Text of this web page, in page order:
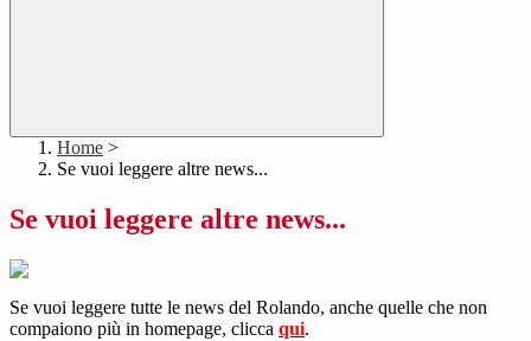
Home >
Se vuoi leggere altre news...
Se vuoi leggere altre news...
Se vuoi leggere tutte le news del Rolando, anche quelle che non
compaiono più in homepage, clicca qui.